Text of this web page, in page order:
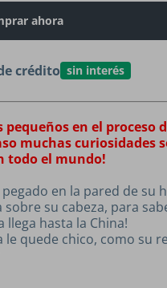
ahora
crédito sin interés
en el proceso
muchas curiosidades
todo el mundo!
en la pared de su
su cabeza, para
llega hasta la China!
le quede chico, como su